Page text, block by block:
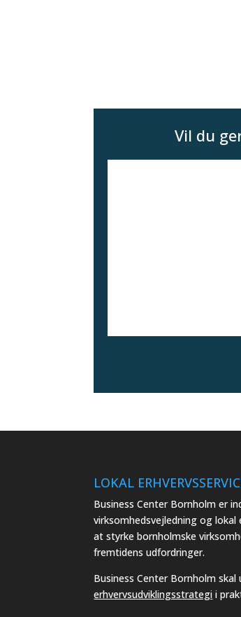
Vil du
LOKAL
Business Center Bornholm er
virksomhedsvejledning og
at styrke bornholmske
fremtidens udfordringer.
Business Center Bornholm skal
erhvervsudviklingsstrategi i